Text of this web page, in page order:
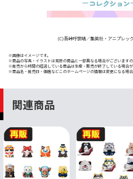
(C)吾峠呼世晴／集英社・アニプレ
※画像はイメージです。
※商品の写真・イラストは実際の商品と一部異なる場合がございますの
※発売から時間の経過している商品は生産・販売が終了している場合が
※商品名・発売日・価格などこのホームページの情報は変更になる場
関連商品